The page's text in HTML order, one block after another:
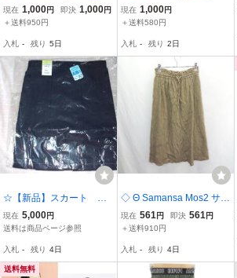
rmario 小花柄 プリーツ ス
カート 内側ショートパン
キッズ
現在 1,000円 即決 1,000円
＋送料950円
入札 - 残り 5日
ト 130 A サイズ ブラウン
茶色 スクール ユニホーム
スカート YKK ファスナー
現在 1,000円
＋送料580円
入札 - 残り 2日
☆【新品】スカート ト
ンボ通学服 160A
現在 5,000円
送料は商品ページ参照
入札 - 残り 4日
◇ Θ Samansa Mos2 サマ
ンサ モスモス ウエストゴ
ム ロング丈 フレア スカ
ィース E
現在 561 円 即決 561 円
＋送料910円
入札 - 残り 4日
送料無料